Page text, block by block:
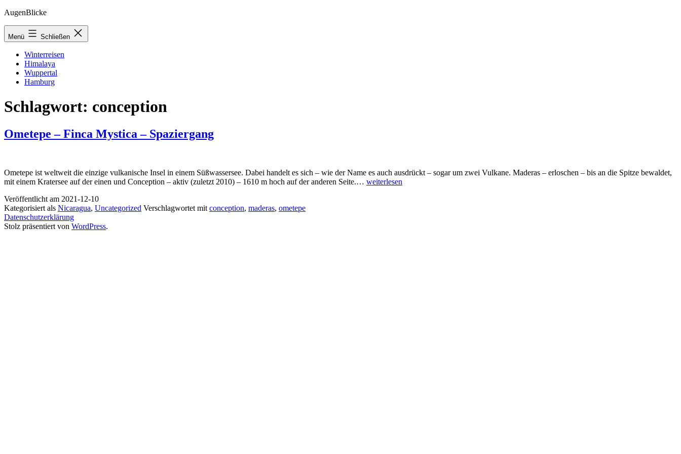
Zum
springen
AugenBlicke
Menü Schließen
Winterreisen
Himalaya
Wuppertal
Hamburg
Schlagwort: conception
Ometepe – Finca Mystica – Spaziergang
Ometepe ist weltweit die einzige vulkanische Insel in einem Süßwassersee. Dabei handelt es sich – wie der Name es auch ausdrückt – sogar um zwei Vulkane. Maderas – erloschen – bis an die Spitze bewaldet,
mit einem Kratersee auf der einen und Conception – aktiv (zuletzt 2010) – 1610 m hoch auf der anderen Seite.… Ometepe
weiterlesen
Veröffentlicht am 2021-12-10
Kategorisiert als Nicaragua, Uncategorized Verschlagwortet mit conception, maderas, ometepe
Datenschutzerklärung
Stolz präsentiert von WordPress.